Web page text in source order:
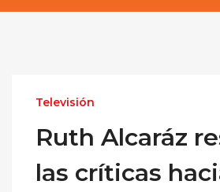
Televisión
Ruth Alcaráz
las críticas